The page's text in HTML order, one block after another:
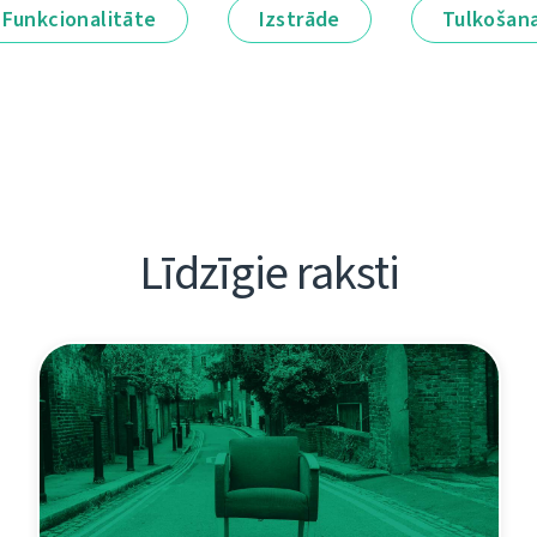
Funkcionalitāte Izstrāde
Līdzīgie raksti